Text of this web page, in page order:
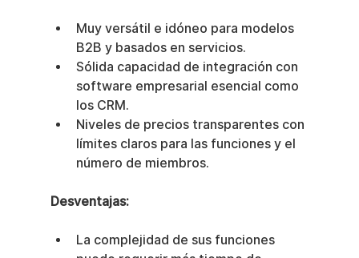
Muy versátil e idóneo para modelos
B2B y basados en servicios.
Sólida capacidad de integración con
software empresarial esencial como
los CRM.
Niveles de precios transparentes con
límites claros para las funciones y el
número de miembros.
Desventajas:
La complejidad de sus funciones